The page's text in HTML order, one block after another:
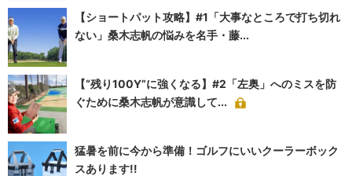
【ショートパット攻略】#1「大事なところで打ち切れ
ない」桑木志帆の悩みを名手・藤...
【“残り100Y”に強くなる】#2「左奥」へのミスを防
ぐために桑木志帆が意識して...
猛暑を前に今から準備！ゴルフにいいクーラーボック
スあります!!